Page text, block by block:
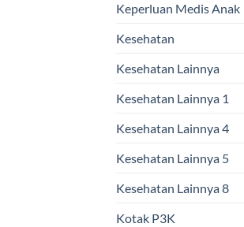
Keperluan Medis Anak
Kesehatan
Kesehatan Lainnya
Kesehatan Lainnya 1
Kesehatan Lainnya 4
Kesehatan Lainnya 5
Kesehatan Lainnya 8
Kotak P3K